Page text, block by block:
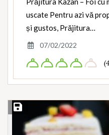
uscate Pentru azi vă
și gustos, Prăjitura…
07/02/2022
Save Recipe